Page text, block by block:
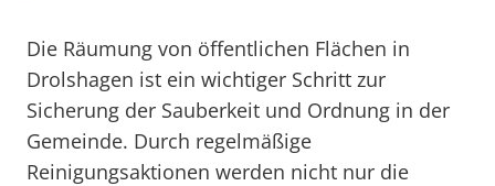
Die Räumung von öffentlichen Flächen in
Drolshagen ist ein wichtiger Schritt zur
Sicherung der Sauberkeit und Ordnung in der
Gemeinde. Durch regelmäßige
Reinigungsaktionen werden nicht nur die